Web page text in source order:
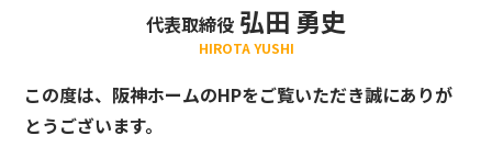
代表取締役 弘田 勇史
HIROTA YUSHI
この度は、阪神ホームのHPをご覧いただき誠にありが
とうございます。